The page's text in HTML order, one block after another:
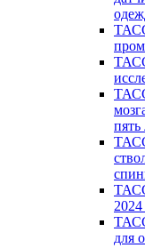
пять
для